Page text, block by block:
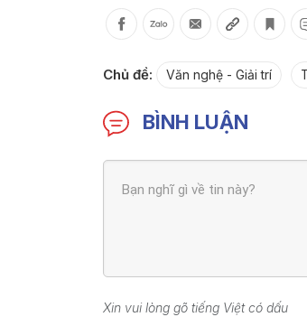
Chủ đề: Văn nghệ - Giải trí
BÌNH LUẬN
Xin vui lòng gõ tiếng Việt có dấu